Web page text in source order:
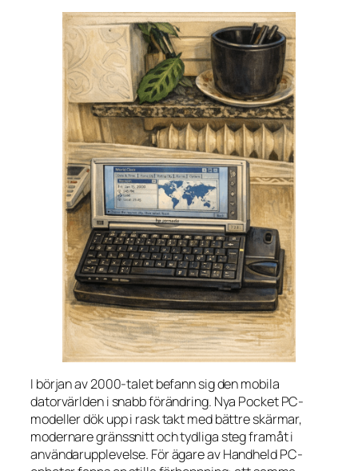
I början av 2000-talet befann sig den mobila
datorvärlden i snabb förändring. Nya Pocket PC-
modeller dök upp i rask takt med bättre skärmar,
modernare gränssnitt och tydliga steg framåt i
användarupplevelse. För ägare av Handheld PC-